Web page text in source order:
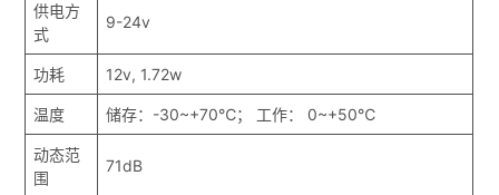
供电方
式
9-24v
功耗 12v, 1.72w
温度 储存：-30~+70℃； 工作： 0~+50℃
动态范
围
71dB